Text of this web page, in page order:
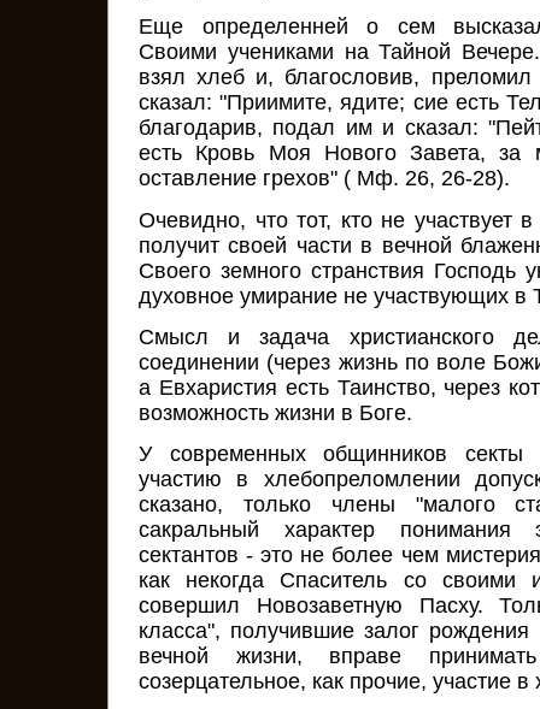
Еще определенней о сем
Своими учениками на Тайной
взял хлеб и, благословив,
сказал: "Приимите, ядите; сие есть
благодарив, подал им и сказал:
есть Кровь Моя Нового Завета, за
оставление грехов" ( Мф. 26, 26-28).
Очевидно, что тот, кто не участвует
получит своей части в вечной
Своего земного странствия Господь
духовное умирание не участвующих в
Смысл и задача христианского
соединении (через жизнь по воле
а Евхаристия есть Таинство, через
возможность жизни в Боге.
У современных общинников секты
участию в хлебопреломлении
сказано, только члены "малого
сакральный характер понимания
сектантов - это не более чем
как некогда Спаситель со своими
совершил Новозаветную Пасху.
класса", получившие залог
вечной жизни, вправе
созерцательное, как прочие, участие